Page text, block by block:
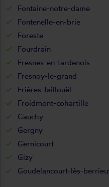
Fontaine-notre-dame
Fontenelle-en-brie
Foreste
Fourdrain
Fresnes-en-tardenois
Fresnoy-le-grand
Frières-faillouël
Froidmont-cohartille
Gauchy
Gergny
Gernicourt
Gizy
Goudelancourt-lès-